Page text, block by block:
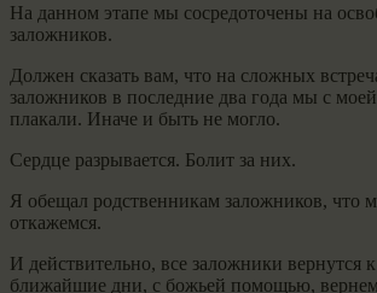
На данном этапе мы сосредоточены на
заложников.
Должен сказать вам, что на сложных
заложников в последние два года мы с
плакали. Иначе и быть не могло.
Сердце разрывается. Болит за них.
Я обещал родственникам заложников, что
откажемся.
И действительно, все заложники вернутся
ближайшие дни, с божьей помощью,